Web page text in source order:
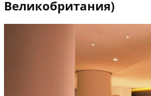
Великобритания)